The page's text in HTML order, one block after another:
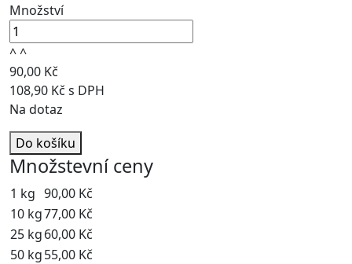
Množství
^^
90,00 Kč
108,90 Kč s DPH
Na dotaz
Do košíku
Množstevní ceny
1 kg 90,00 Kč
10 kg77,00 Kč
25 kg60,00 Kč
50 kg55,00 Kč